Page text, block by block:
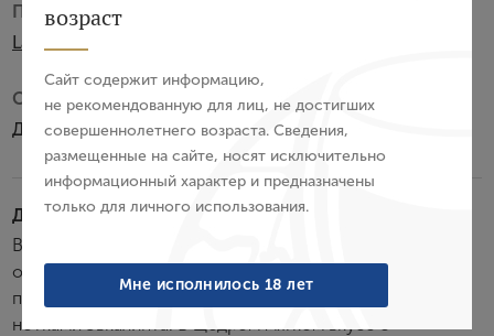
Дегустационные характеристики:
Вино обладает ярко-рубиновым цветом с синеватыми
отблесками, восхитительным букетом фруктовых и
пряных ароматов, которые сочетаются с нежными
нотками эвкалипта. В щедром мягком вкусе с
Производитель:
La Rural Vinedos y Bodegas S.A.LTDA
Субзона:
Долина Уко
возраст
Сайт содержит информацию,
не рекомендованную для лиц, не достигших
совершеннолетнего возраста. Сведения,
размещенные на сайте, носят исключительно
информационный характер и предназначены
только для личного использования.
Мне исполнилось 18 лет
Пароль
Войти